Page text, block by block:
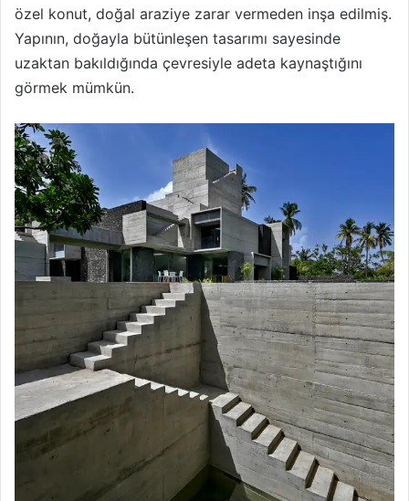
özel konut, doğal araziye zarar vermeden inşa edilmiş.
Yapının, doğayla bütünleşen tasarımı sayesinde
uzaktan bakıldığında çevresiyle adeta kaynaştığını
görmek mümkün.